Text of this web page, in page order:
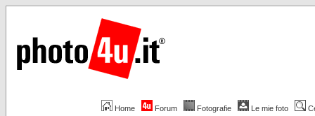
Home Forum Fotografie Le mie foto